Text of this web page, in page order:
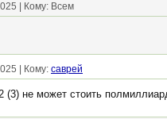
| Кому: Всем
| Кому: саврей
(3) не может стоить